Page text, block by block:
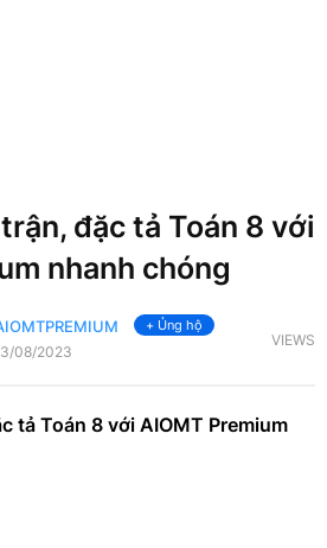
đặc tả Toán 8 với
nhanh chóng
+ Ủng hộ
08/2023
VIEWS
tả Toán 8 với AIOMT Premium